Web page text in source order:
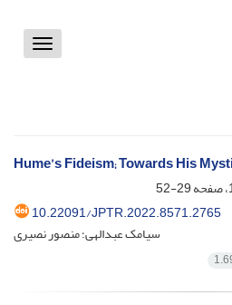
Toggle
Hume’s Fideism; Towards His
29-52
10.22091/JPTR.2022.8571.2765
سیامک عبدالهی؛ منصور نصیری